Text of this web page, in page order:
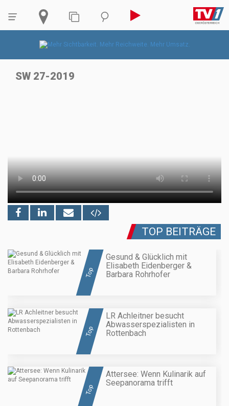
SW 27-2019
TOP BEITRÄGE
Top
Gesund & Glücklich mit
Elisabeth Eidenberger &
Barbara Rohrhofer
Top
LR Achleitner besucht
Abwasserspezialisten in
Rottenbach
Top
Attersee: Wenn Kulinarik auf
Seepanorama trifft